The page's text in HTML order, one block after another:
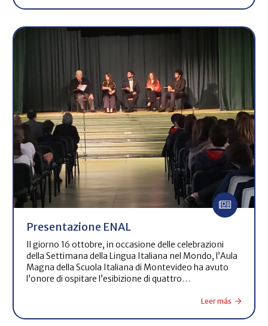
Presentazione ENAL
Il giorno 16 ottobre, in occasione delle celebrazioni
della Settimana della Lingua Italiana nel Mondo, l’Aula
Magna della Scuola Italiana di Montevideo ha avuto
l’onore di ospitare l’esibizione di quattro…
Leer más